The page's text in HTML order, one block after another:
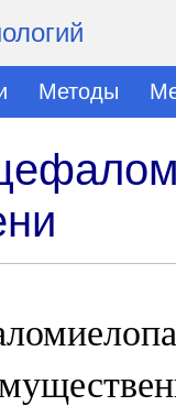
Методы